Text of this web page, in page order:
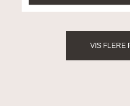
VIS FLERE